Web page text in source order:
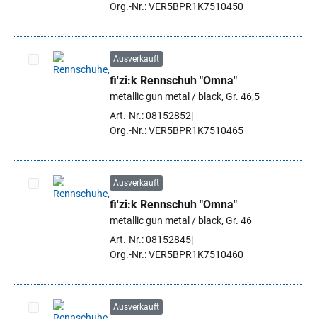
Org.-Nr.: VER5BPR1K7510450
Artikel auswählen
Ausverkauft
fi'zi:k Rennschuh "Omna"
metallic gun metal / black, Gr. 46,5
Art.-Nr.: 08152852
Org.-Nr.: VER5BPR1K7510465
Artikel auswählen
Ausverkauft
fi'zi:k Rennschuh "Omna"
metallic gun metal / black, Gr. 46
Art.-Nr.: 08152845
Org.-Nr.: VER5BPR1K7510460
Ausverkauft